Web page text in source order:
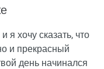
хочу сказать, что
и прекрасный
день начинался